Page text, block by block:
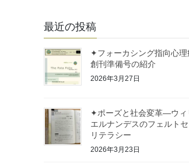
最近の投稿
✦フォーカシング指向心理
創刊準備号の紹介
2026年3月27日
✦ポーズと社会変革—ウィ
エルナンデスのフェルトセ
リテラシー
2026年3月23日